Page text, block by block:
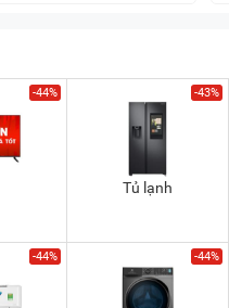
-44% -43%
Tủ lạnh
-44% -44%